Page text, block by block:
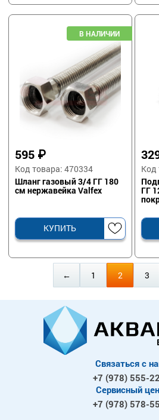
595 ₽
Код товара: 470334
Шланг газовый 3/4 ГГ 180
см нержавейка Valfex
КУПИТЬ
Код
ГГ
← 1 2 3
Связаться с
+7 (978) 555-
Сервисный
+7 (978) 578-